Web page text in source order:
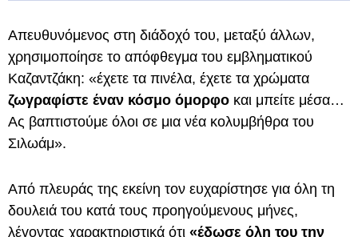
Απευθυνόμενος στη διάδοχό του, μεταξύ άλλων,
χρησιμοποίησε το απόφθεγμα του εμβληματικού
Καζαντζάκη: «έχετε τα πινέλα, έχετε τα χρώματα
ζωγραφίστε έναν κόσμο όμορφο και μπείτε μέσα…
Ας βαπτιστούμε όλοι σε μια νέα κολυμβήθρα του
Σιλωάμ».
Από πλευράς της εκείνη τον ευχαρίστησε για όλη τη
δουλειά του κατά τους προηγούμενους μήνες,
λέγοντας χαρακτηριστικά ότι «έδωσε όλη του την